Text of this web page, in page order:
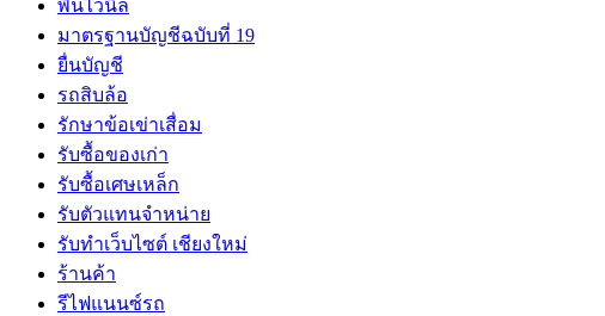
พื้นไวนิล
มาตรฐานบัญชีฉบับที่ 19
ยื่นบัญชี
รถสิบล้อ
รักษาข้อเข่าเสื่อม
รับซื้อของเก่า
รับซื้อเศษเหล็ก
รับตัวแทนจำหน่าย
รับทำเว็บไซต์ เชียงใหม่
ร้านค้า
รีไฟแนนซ์รถ